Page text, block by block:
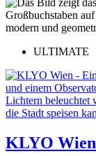
ULTIMATE
KLYO Wien